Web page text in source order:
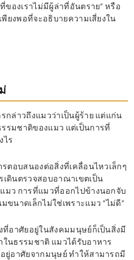
ของเราไม่มีผู้ล่าที่อันตราย” หรือ
พียงพอที่จะอธิบายความเสี่ยงใน
กล่าวถึงแมวว่าเป็นผู้ร้าย แต่แก่น
รมชาติของแมว แต่เป็นการที่
ไร
ตอบสนองต่อสิ่งที่เคลื่อนไหวเล็กๆ
เดินตรวจสอบอาณาเขตเป็น
มว การที่แมวที่ออกไปข้างนอกจับ
ขนาดเล็กไม่ใช่เพราะแมว “ไม่ดี”
ที่อาศัยอยู่ในสังคมมนุษย์ก็เป็นสิ่งมี
นธรรมชาติ แมวได้รับอาหาร
ยู่อาศัยจากมนุษย์ ทำให้สามารถมี